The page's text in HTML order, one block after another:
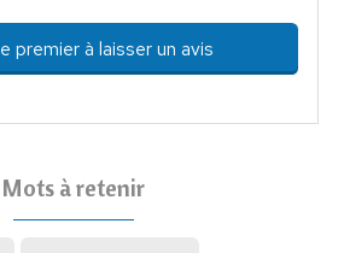
premier à laisser un avis
Mots à retenir